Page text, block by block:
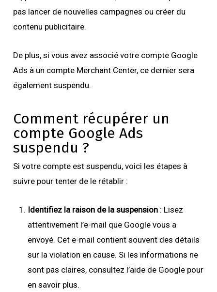
pas lancer de nouvelles campagnes ou créer du
contenu publicitaire.
De plus, si vous avez associé votre compte Google
Ads à un compte Merchant Center, ce dernier sera
également suspendu.
Comment récupérer un
compte Google Ads
suspendu ?
Si votre compte est suspendu, voici les étapes à
suivre pour tenter de le rétablir :
Identifiez la raison de la suspension: Lisez
attentivement l’e-mail que Google vous a
envoyé. Cet e-mail contient souvent des détails
sur la violation en cause. Si les informations ne
sont pas claires, consultez l’aide de Google pour
en savoir plus.